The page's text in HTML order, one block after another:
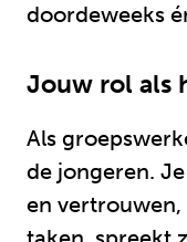
doordeweeks
Jouw rol als
Als
de jongeren.
en